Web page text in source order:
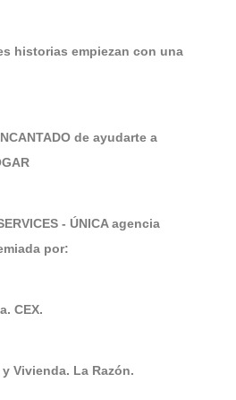
historias empiezan con una
de ayudarte a
- ÚNICA agencia
por:
CEX.
Vivienda. La Razón.